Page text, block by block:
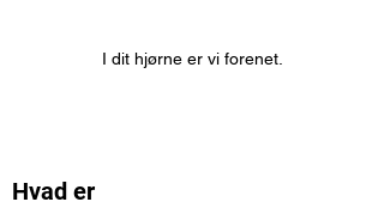
I dit hjørne er vi forenet.
Hvad er